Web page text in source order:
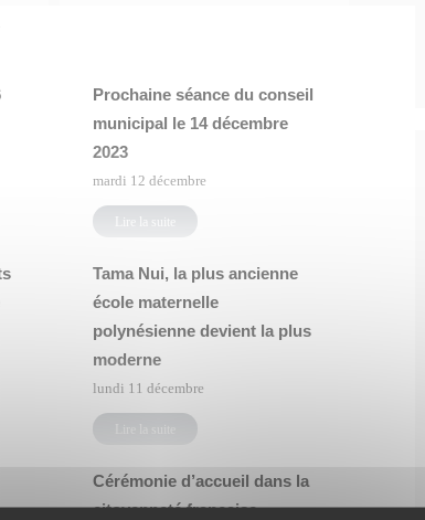
Prochaine séance du conseil
municipal le 14 décembre
2023
mardi 12 décembre
Lire la suite
Tama Nui, la plus ancienne
école maternelle
polynésienne devient la plus
moderne
lundi 11 décembre
Cérémonie d’accueil dans la
citoyenneté française